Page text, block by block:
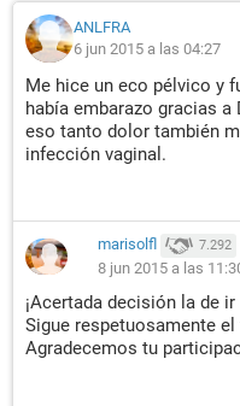
ANLFRA
6 jun 2015 a las 04:27
Me hice un eco pélvico y
había embarazo gracias
eso tanto dolor también
infección vaginal.
marisolfl 7.292
8 jun 2015 a las
¡Acertada decisión la de
Sigue respetuosamente
Agradecemos tu